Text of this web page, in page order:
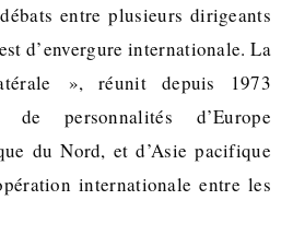
entre plusieurs dirigeants
d’envergure internationale. La
», réunit depuis 1973
de personnalités d’Europe
du Nord, et d’Asie pacifique
internationale entre les